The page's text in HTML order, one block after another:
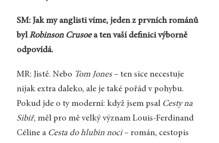
SM: Jak my anglisti víme, jeden z prvních románů
bylRobinson Crusoea ten vaší definici výborně
odpovídá.
MR: Jistě. Nebo Tom Jones– ten sice necestuje
nijak extra daleko, ale je také pořád v pohybu.
Pokud jde o ty moderní: když jsem psal Cesty na
Sibiř, měl pro mě velký význam Louis-Ferdinand
Céline a Cesta do hlubin noci– román, cestopis